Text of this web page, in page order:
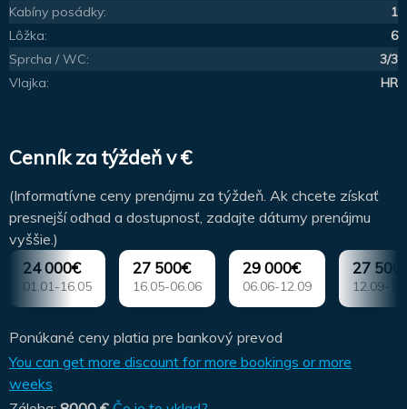
Kabíny posádky:
1
Lôžka:
6
Sprcha / WC:
3/3
Vlajka:
HR
Cenník za týždeň v €
(Informatívne ceny prenájmu za týždeň. Ak chcete získať
presnejší odhad a dostupnosť, zadajte dátumy prenájmu
vyššie.)
24 000€
01.01-16.05
27 500€
16.05-06.06
29 000€
06.06-12.09
27
12.09-
Ponúkané ceny platia pre bankový prevod
You can get more discount for more bookings or more
weeks